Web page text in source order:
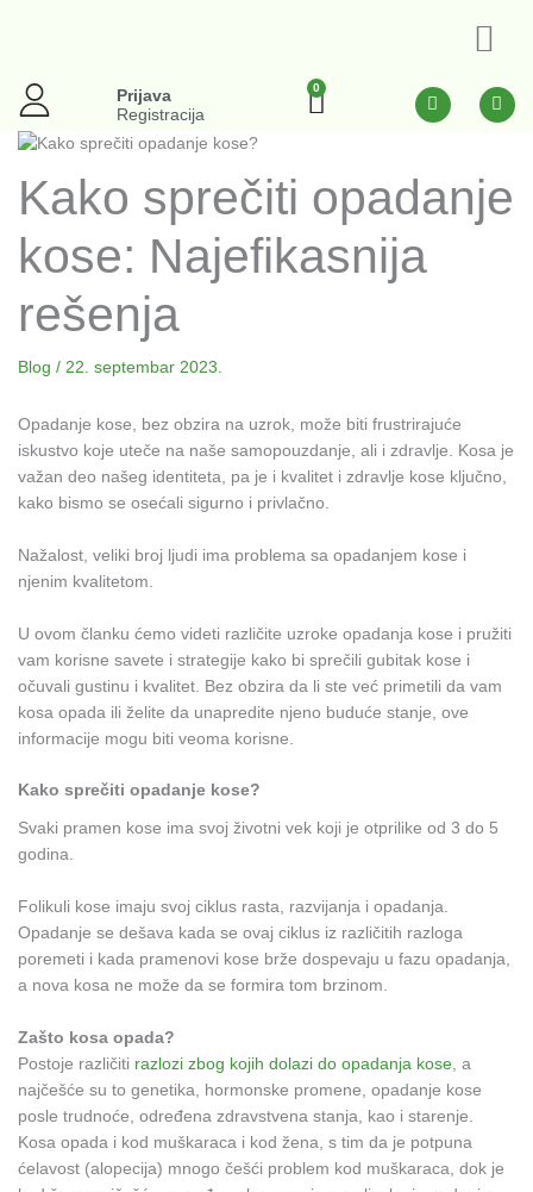
Prijava
Registracija
0
Cart
F
a
o
o
k
I
n
g
r
a
Kako sprečiti opadanje
kose: Najefikasnija
rešenja
Blog / 22. septembar 2023.
Opadanje kose, bez obzira na uzrok, može biti frustrirajuće
iskustvo koje uteče na naše samopouzdanje, ali i zdravlje. Kosa je
važan deo našeg identiteta, pa je i kvalitet i zdravlje kose ključno,
kako bismo se osećali sigurno i privlačno.
Nažalost, veliki broj ljudi ima problema sa opadanjem kose i
njenim kvalitetom.
U ovom članku ćemo videti različite uzroke opadanja kose i pružiti
vam korisne savete i strategije kako bi sprečili gubitak kose i
očuvali gustinu i kvalitet. Bez obzira da li ste već primetili da vam
kosa opada ili želite da unapredite njeno buduće stanje, ove
informacije mogu biti veoma korisne.
Kako sprečiti opadanje kose?
Svaki pramen kose ima svoj životni vek koji je otprilike od 3 do 5
godina.
Folikuli kose imaju svoj ciklus rasta, razvijanja i opadanja.
Opadanje se dešava kada se ovaj ciklus iz različitih razloga
poremeti i kada pramenovi kose brže dospevaju u fazu opadanja,
a nova kosa ne može da se formira tom brzinom.
Zašto kosa opada?
Postoje različiti razlozi zbog kojih dolazi do opadanja kose , a
najčešće su to genetika, hormonske promene, opadanje kose
posle trudnoće, određena zdravstvena stanja, kao i starenje.
Kosa opada i kod muškaraca i kod žena, s tim da je potpuna
ćelavost (alopecija) mnogo češći problem kod muškaraca, dok je